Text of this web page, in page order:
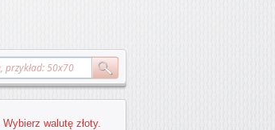
Wybierz walutę złoty.